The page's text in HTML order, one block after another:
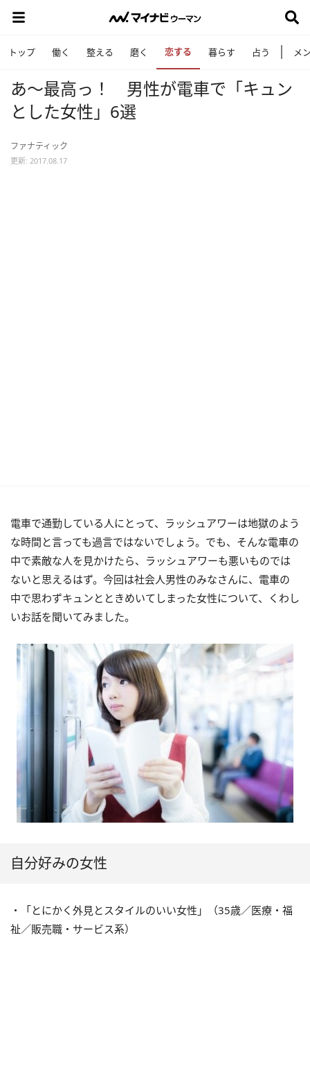
トップ 働く 整える 磨く 恋する 暮らす 占う メ
あ～最高っ！ 男性が電車で「キュン
とした女性」6選
ファナティック
更新: 2017.08.17
電車で通勤している人にとって、ラッシュアワーは地獄のよう
な時間と言っても過言ではないでしょう。でも、そんな電車の
中で素敵な人を見かけたら、ラッシュアワーも悪いものでは
ないと思えるはず。今回は社会人男性のみなさんに、電車の
中で思わずキュンとときめいてしまった女性について、くわし
いお話を聞いてみました。
自分好みの女性
・「とにかく外見とスタイルのいい女性」（35歳／医療・福
祉／販売職・サービス系）